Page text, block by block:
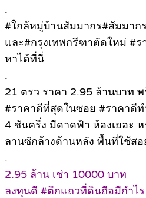
.
#ใกล้หมู่บ้านสัมมากร#สัมมาก
และ#กรุงเทพกรีฑาตัดใหม่ #
หาได้ที่นี่
.
21 ตรว ราคา 2.95 ล้านบาท
#ราคาดีที่สุดในซอย #ราคาดี
4 ชันครึ่ง มีดาดฟ้า ห้องเยอะ
ลานซักล้างด้านหลัง พื้นที่ใช้ส
.
2.95 ล้าน เช่า 10000 บาท
ลงทุนดี #ตึกแถวที่ดินถือมีกำไร